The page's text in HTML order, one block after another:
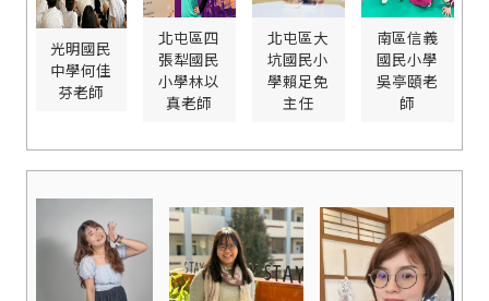
光明國民
中學何佳
芬老師
北屯區四
張犁國民
小學林以
真老師
北屯區大
坑國民小
學賴足免
主任
南區信義
國民小學
吳亭頤老
師